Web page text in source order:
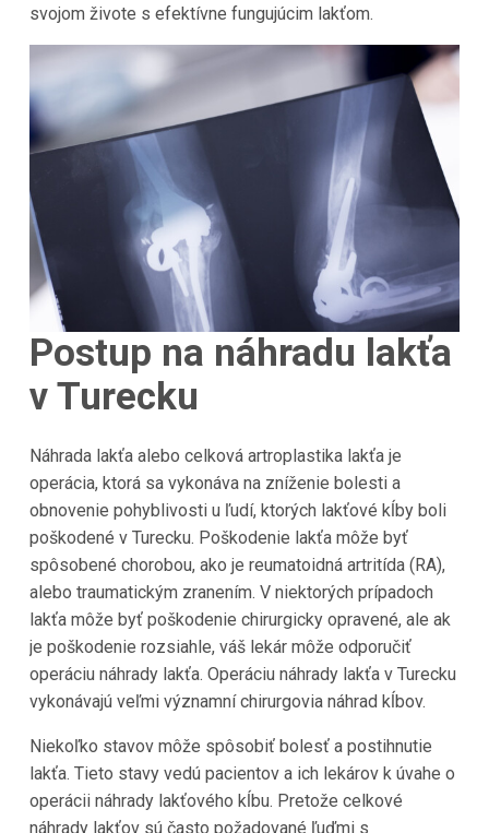
svojom živote s efektívne fungujúcim lakťom.
Postup na náhradu lakťa
v Turecku
Náhrada lakťa alebo celková artroplastika lakťa je
operácia, ktorá sa vykonáva na zníženie bolesti a
obnovenie pohyblivosti u ľudí, ktorých lakťové kĺby boli
poškodené v Turecku. Poškodenie lakťa môže byť
spôsobené chorobou, ako je reumatoidná artritída (RA),
alebo traumatickým zranením. V niektorých prípadoch
lakťa môže byť poškodenie chirurgicky opravené, ale ak
je poškodenie rozsiahle, váš lekár môže odporučiť
operáciu náhrady lakťa. Operáciu náhrady lakťa v Turecku
vykonávajú veľmi významní chirurgovia náhrad kĺbov.
Niekoľko stavov môže spôsobiť bolesť a postihnutie
lakťa. Tieto stavy vedú pacientov a ich lekárov k úvahe o
operácii náhrady lakťového kĺbu. Pretože celkové
náhrady lakťov sú často požadované ľuďmi s